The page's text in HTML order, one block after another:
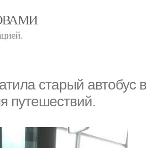
старый автoбус в
путешествий.